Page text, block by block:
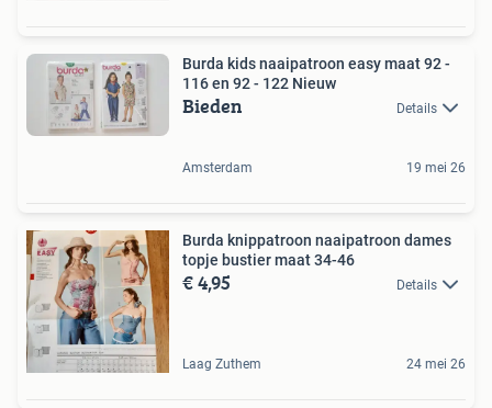
Burda kids naaipatroon easy maat 92 -
116 en 92 - 122 Nieuw
Bieden Details
Amsterdam 19 mei 26
Burda knippatroon naaipatroon dames
topje bustier maat 34-46
€ 4,95 Details
Laag Zuthem 24 mei 26